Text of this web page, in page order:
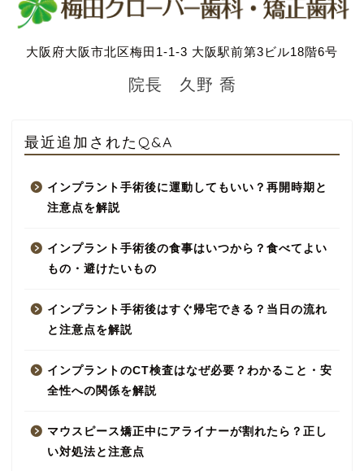
大阪府大阪市北区梅田1-1-3 大阪駅前第3ビル18階6号
院長 久野 喬
最近追加されたQ&A
インプラント手術後に運動してもいい？再開時期と
注意点を解説
インプラント手術後の食事はいつから？食べてよい
もの・避けたいもの
インプラント手術後はすぐ帰宅できる？当日の流れ
と注意点を解説
インプラントのCT検査はなぜ必要？わかること・安
全性への関係を解説
マウスピース矯正中にアライナーが割れたら？正し
い対処法と注意点